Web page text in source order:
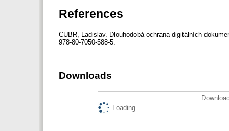
References
CUBR, Ladislav. Dlouhodobá ochrana digitálních
978-80-7050-588-5.
Downloads
Loading...